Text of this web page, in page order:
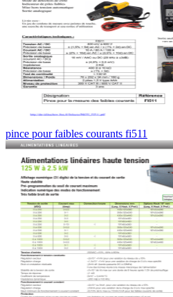
pince pour faibles courants fi511